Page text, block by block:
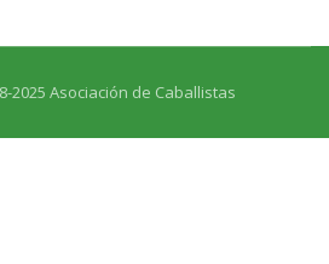
2025 Asociación de Caballistas